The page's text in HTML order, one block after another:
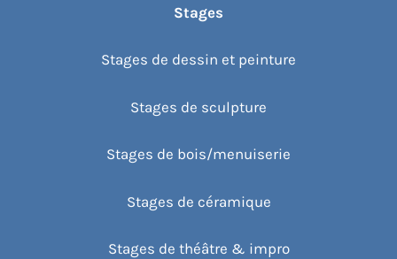
Stages
Stages de dessin et peinture
Stages de sculpture
Stages de bois/menuiserie
Stages de céramique
Stages de théâtre & impro